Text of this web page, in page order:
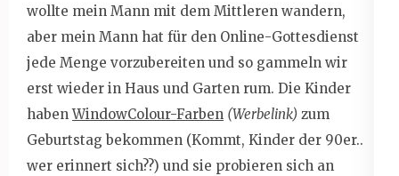
wollte mein Mann mit dem Mittleren wandern,
aber mein Mann hat für den Online-Gottesdienst
jede Menge vorzubereiten und so gammeln wir
erst wieder in Haus und Garten rum. Die Kinder
habenWindowColour-Farben (Werbelink) zum
Geburtstag bekommen (Kommt, Kinder der 90er..
wer erinnert sich??) und sie probieren sich an